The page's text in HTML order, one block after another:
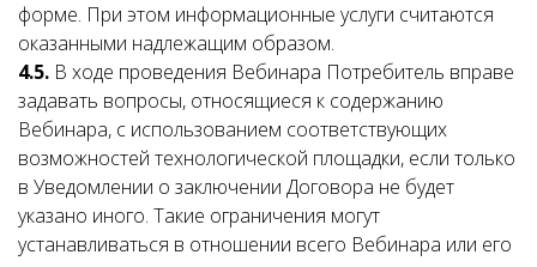
форме. При этом информационные услуги считаются
оказанными надлежащим образом.
4.5. В ходе проведения Вебинара Потребитель вправе
задавать вопросы, относящиеся к содержанию
Вебинара, с использованием соответствующих
возможностей технологической площадки, если только
в Уведомлении о заключении Договора не будет
указано иного. Такие ограничения могут
устанавливаться в отношении всего Вебинара или его